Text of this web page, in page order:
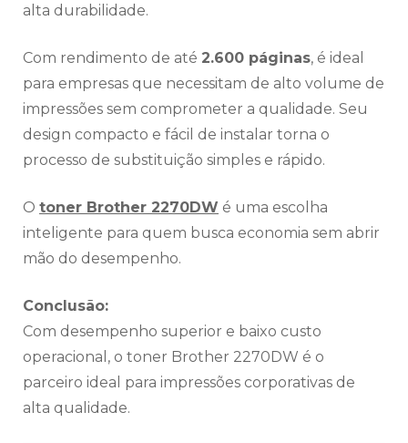
alta durabilidade.
Com rendimento de até 2.600 páginas, é ideal
para empresas que necessitam de alto volume de
impressões sem comprometer a qualidade. Seu
design compacto e fácil de instalar torna o
processo de substituição simples e rápido.
O toner Brother 2270DW é uma escolha
inteligente para quem busca economia sem abrir
mão do desempenho.
Conclusão:
Com desempenho superior e baixo custo
operacional, o toner Brother 2270DW é o
parceiro ideal para impressões corporativas de
alta qualidade.